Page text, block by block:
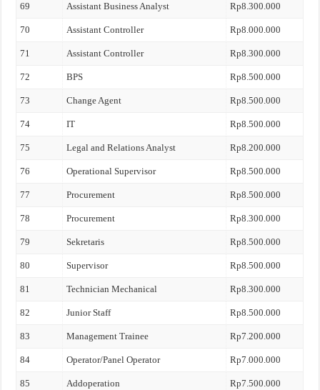
69 Assistant Business Analyst Rp8.300.000
70 Assistant Controller Rp8.000.000
71 Assistant Controller Rp8.300.000
72 BPS Rp8.500.000
73 Change Agent Rp8.500.000
74 IT Rp8.500.000
75 Legal and Relations Analyst Rp8.200.000
76 Operational Supervisor Rp8.500.000
77 Procurement Rp8.500.000
78 Procurement Rp8.300.000
79 Sekretaris Rp8.500.000
80 Supervisor Rp8.500.000
81 Technician Mechanical Rp8.300.000
82 Junior Staff Rp8.500.000
83 Management Trainee Rp7.200.000
84 Operator/Panel Operator Rp7.000.000
85 Addoperation Rp7.500.000